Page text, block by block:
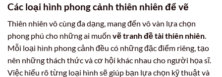
Các loại hình phong cảnh thiên nhiên để vẽ
Thiên nhiên vô cùng đa dạng, mang đến vô vàn lựa chọn
phong phú cho những ai muốn vẽ tranh đề tài thiên nhiên.
Mỗi loại hình phong cảnh đều có những đặc điểm riêng, tạo
nên những thách thức và cơ hội khác nhau cho người họa sĩ.
Việc hiểu rõ từng loại hình sẽ giúp bạn lựa chọn kỹ thuật và